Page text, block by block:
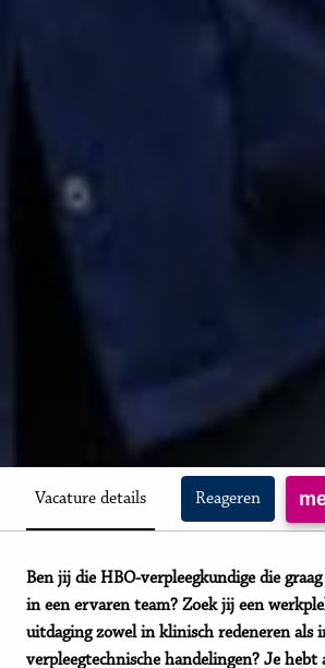
Vacature details Reageren
Ben jij die HBO-verpleegkundige die
in een ervaren team? Zoek jij een
uitdaging zowel in klinisch redeneren als
verpleegtechnische handelingen? Je